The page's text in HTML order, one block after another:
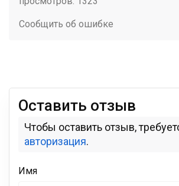
Сообщить об ошибке
Оставить отзыв
Чтобы оставить отзыв,
авторизация.
Имя